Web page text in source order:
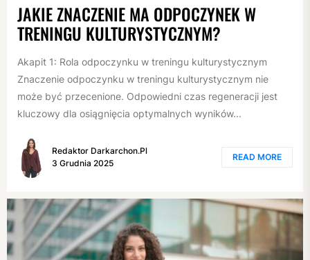
JAKIE ZNACZENIE MA ODPOCZYNEK W
TRENINGU KULTURYSTYCZNYM?
Akapit 1: Rola odpoczynku w treningu kulturystycznym
Znaczenie odpoczynku w treningu kulturystycznym nie
może być przecenione. Odpowiedni czas regeneracji jest
kluczowy dla osiągnięcia optymalnych wyników...
Redaktor Darkarchon.pl
3 Grudnia 2025
READ MORE